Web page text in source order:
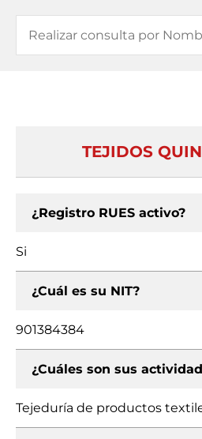
TEJIDOS
¿Registro RUES activo?
Si
¿Cuál es su NIT?
901384384
¿Cuáles son sus
Tejeduría de productos